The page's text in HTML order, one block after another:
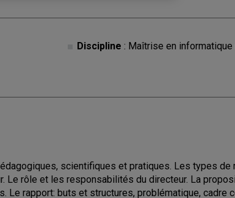
Discipline : Maîtrise en
scientifiques et pratiques. Les types de
Le rôle et les responsabilités du directeur. La
Le rapport: buts et structures, problématique, cadre